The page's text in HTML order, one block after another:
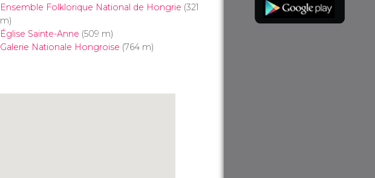
Ensemble Folklorique National de Hongrie (321
m)
Église Sainte-Anne (509 m)
Galerie Nationale Hongroise (764 m)